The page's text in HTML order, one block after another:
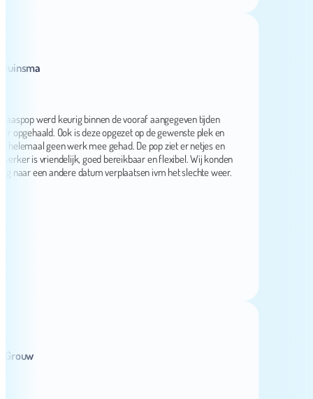
werd keurig binnen de vooraf aangegeven tijden
Ook is deze opgezet op de gewenste plek en
geen werk mee gehad. De pop ziet er netjes en
is vriendelijk, goed bereikbaar en flexibel. Wij konden
een andere datum verplaatsen ivm het slechte weer.